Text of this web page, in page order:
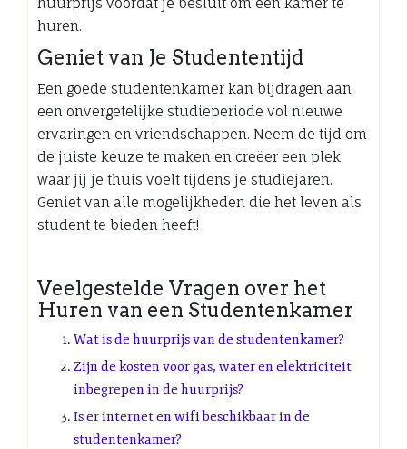
huren.
Geniet van Je Studententijd
Een goede studentenkamer kan bijdragen aan
een onvergetelijke studieperiode vol nieuwe
ervaringen en vriendschappen. Neem de tijd om
de juiste keuze te maken en creëer een plek
waar jij je thuis voelt tijdens je studiejaren.
Geniet van alle mogelijkheden die het leven als
student te bieden heeft!
Veelgestelde Vragen over het
Huren van een Studentenkamer
Wat is de huurprijs van de studentenkamer?
Zijn de kosten voor gas, water en elektriciteit
inbegrepen in de huurprijs?
Is er internet en wifi beschikbaar in de
studentenkamer?